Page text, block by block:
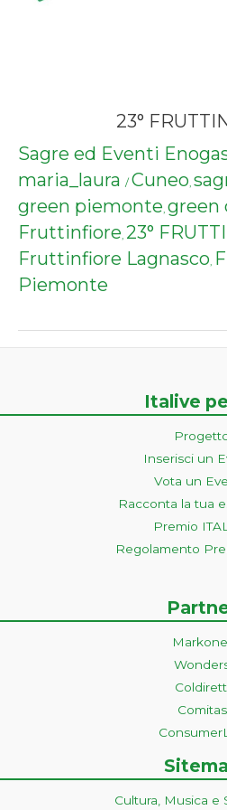
23°
Sagre ed Eventi
maria_laura / Cuneo,
green piemonte, green
Fruttinfiore, 23°
Fruttinfiore Lagnasco,
Piemonte
Italive
Inserisci un
Vota un
Racconta la tua
Premio
Regolamento
Comitas
Cultura, Musica e